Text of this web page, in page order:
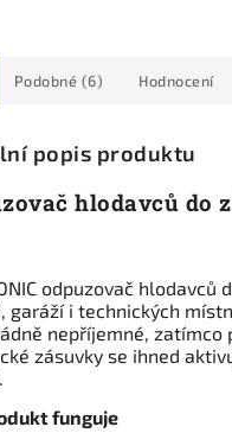
Podobné (6) Hodnocení
popis produktu
hlodavců do
odpuzovač
garáží i technických
nepříjemné, zatímco
zásuvky se ihned
funguje